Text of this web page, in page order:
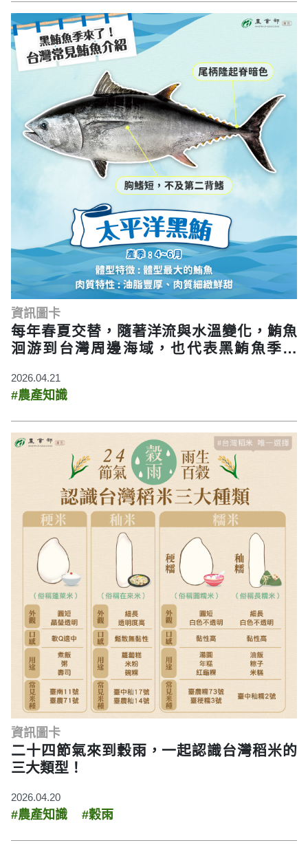
資訊圖卡
每年春夏交替，隨著洋流與水溫變化，鮪魚
洄游到台灣周邊海域，也代表黑鮪魚季來
2026.04.21
#農產知識
資訊圖卡
二十四節氣來到穀雨，一起認識台灣稻米的
三大類型！
2026.04.20
#農產知識 #穀雨